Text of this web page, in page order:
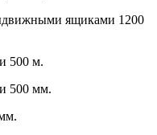
ящиками 1200
500 м.
500 мм.